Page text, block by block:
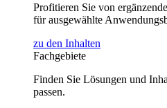
Profitieren Sie von
für ausgewählte
zu den Inhalten
Fachgebiete
Finden Sie Lösungen und
passen.